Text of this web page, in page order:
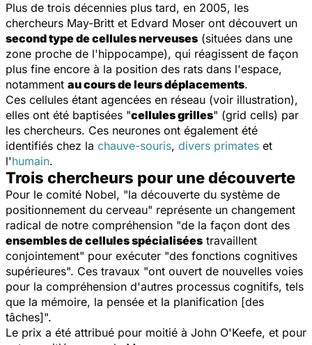
Plus de trois décennies plus tard, en 2005, les
chercheurs May-Britt et Edvard Moser ont découvert un
second type de cellules nerveuses (situées dans une
zone proche de l'hippocampe), qui réagissent de façon
plus fine encore à la position des rats dans l'espace,
notamment au cours de leurs déplacements.
Ces cellules étant agencées en réseau (voir illustration),
elles ont été baptisées "cellules grilles" (grid cells) par
les chercheurs. Ces neurones ont également été
identifiés chez la chauve-souris, divers primates et
l'humain.
Trois chercheurs pour une découverte
Pour le comité Nobel, "la découverte du système de
positionnement du cerveau" représente un changement
radical de notre compréhension "de la façon dont des
ensemblesde cellules spécialisées travaillent
conjointement" pour exécuter "des fonctions cognitives
supérieures". Ces travaux "ont ouvert de nouvelles voies
pour la compréhension d'autres processus cognitifs, tels
que la mémoire, la pensée et la planification [des
tâches]".
Le prix a été attribué pour moitié à John O'Keefe, et pour